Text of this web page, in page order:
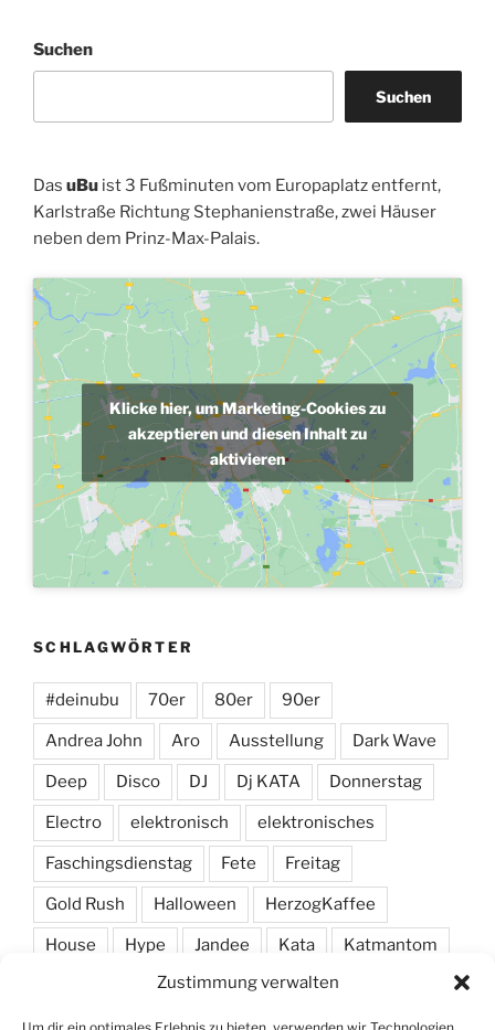
Zustimmung verwalten
Suchen
Suchen
Das uBu ist 3 Fußminuten vom Europaplatz entfernt,
Karlstraße Richtung Stephanienstraße, zwei Häuser
neben dem Prinz-Max-Palais.
Klicke hier, um Marketing-Cookies zu
akzeptieren und diesen Inhalt zu
aktivieren
SCHLAGWÖRTER
#deinubu 70er 80er 90er
Andrea John Aro Ausstellung Dark Wave
Deep Disco DJ Dj KATA Donnerstag
Electro elektronisch elektronisches
Faschingsdienstag Fete Freitag
Gold Rush Halloween HerzogKaffee
House Hype Jandee Kata Katmantom
Manic Markus Haas